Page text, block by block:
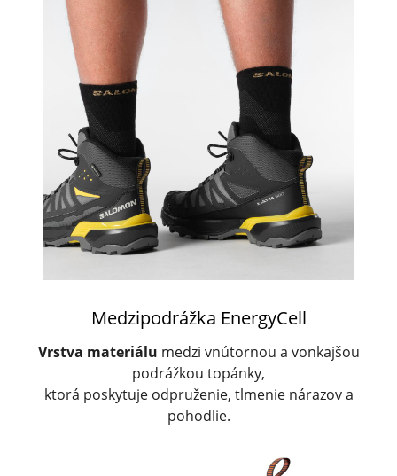
Medzipodrážka EnergyCell
Vrstva materiálu medzi vnútornou a vonkajšou
podrážkou topánky,
ktorá poskytuje odpruženie, tlmenie nárazov a
pohodlie.